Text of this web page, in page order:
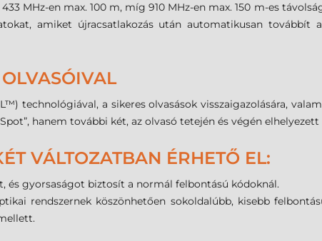
MHz-en max. 100 m, míg 910 MHz-en max. 150 m-es
amiket újracsatlakozás után automatikusan továbbít
technológiával, a sikeres olvasások visszaigazolására,
hanem további két, az olvasó tetején és végén
VÁLTOZATBAN ÉRHETŐ EL:
és gyorsaságot biztosít a normál felbontású kódoknál.
rendszernek köszönhetően sokoldalúbb, kisebb